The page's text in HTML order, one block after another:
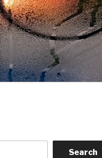
Search